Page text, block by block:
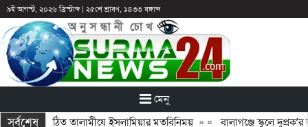
৯ই আগস্ট, ২০২৬ খ্রিস্টাব্দ| ২৫শে শ্রাবণ, ১৪৩৩ বঙ্গাব্দ
মেনু
সর্বশেষনবগঠিত তালামীযে ইসলামিয়ার মতবিনিময়» « বালাগঞ্জে স্কুলে দুপ্রক’র